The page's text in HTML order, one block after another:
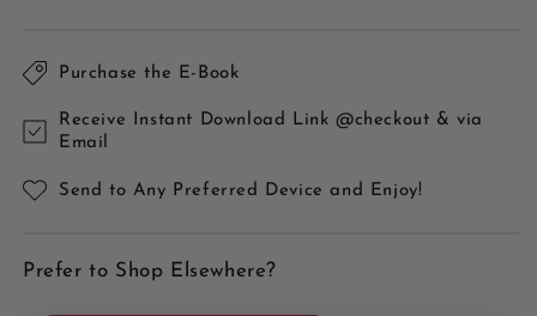
Purchase the E-Book
Receive Instant Download Link @checkout & via
Email
Send to Any Preferred Device and Enjoy!
Prefer to Shop Elsewhere?